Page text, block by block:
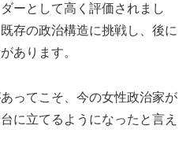
ーとして高く評価されまし
存の政治構造に挑戦し、後に
あります。
ってこそ、今の女性政治家が
に立てるようになったと言え